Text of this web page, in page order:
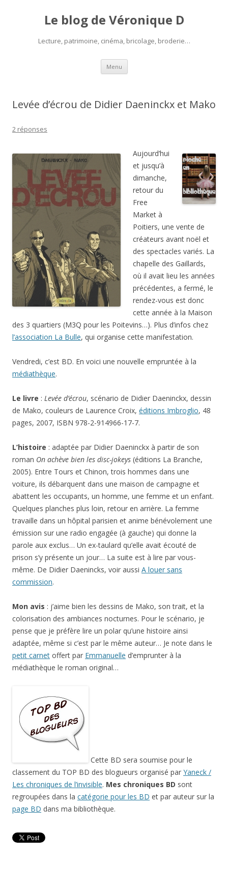
Le blog de Véronique D
Lecture, patrimoine, cinéma, bricolage, broderie…
Menu Aller
contenu
Levée d’écrou de Didier Daeninckx et Mako
2 réponses
Aujourd’hui
et jusqu’à
dimanche,
retour du
Free
Market à
Poitiers, une vente de
créateurs avant noël et
des spectacles variés. La
chapelle des Gaillards,
où il avait lieu les années
précédentes, a fermé, le
rendez-vous est donc
cette année à la Maison
des 3 quartiers (M3Q pour les Poitevins…). Plus d’infos chez
l’association La Bulle, qui organise cette manifestation.
Vendredi, c’est BD. En voici une nouvelle empruntée à la
médiathèque.
Le livre : Levée d’écrou, scénario de Didier Daeninckx, dessin
de Mako, couleurs de Laurence Croix, éditions Imbroglio, 48
pages, 2007, ISBN 978-2-914966-17-7.
L’histoire : adaptée par Didier Daeninckx à partir de son
roman On achève bien les disc-jokeys (éditions La Branche,
2005). Entre Tours et Chinon, trois hommes dans une
voiture, ils débarquent dans une maison de campagne et
abattent les occupants, un homme, une femme et un enfant.
Quelques planches plus loin, retour en arrière. La femme
travaille dans un hôpital parisien et anime bénévolement une
émission sur une radio engagée (à gauche) qui donne la
parole aux exclus… Un ex-taulard qu’elle avait écouté de
prison s’y présente un jour… La suite est à lire par vous-
même. De Didier Daenincks, voir aussi A louer sans
commission.
Mon avis : j’aime bien les dessins de Mako, son trait, et la
colorisation des ambiances nocturnes. Pour le scénario, je
pense que je préfère lire un polar qu’une histoire ainsi
adaptée, même si c’est par le même auteur… Je note dans le
petit carnet offert par Emmanuelle d’emprunter à la
médiathèque le roman original…
Cette BD sera soumise pour le
classement du TOP BD des blogueurs organisé par Yaneck /
Les chroniques de l’invisible. Mes chroniques BD sont
regroupées dans la catégorie pour les BD et par auteur sur la
page BD dans ma bibliothèque.